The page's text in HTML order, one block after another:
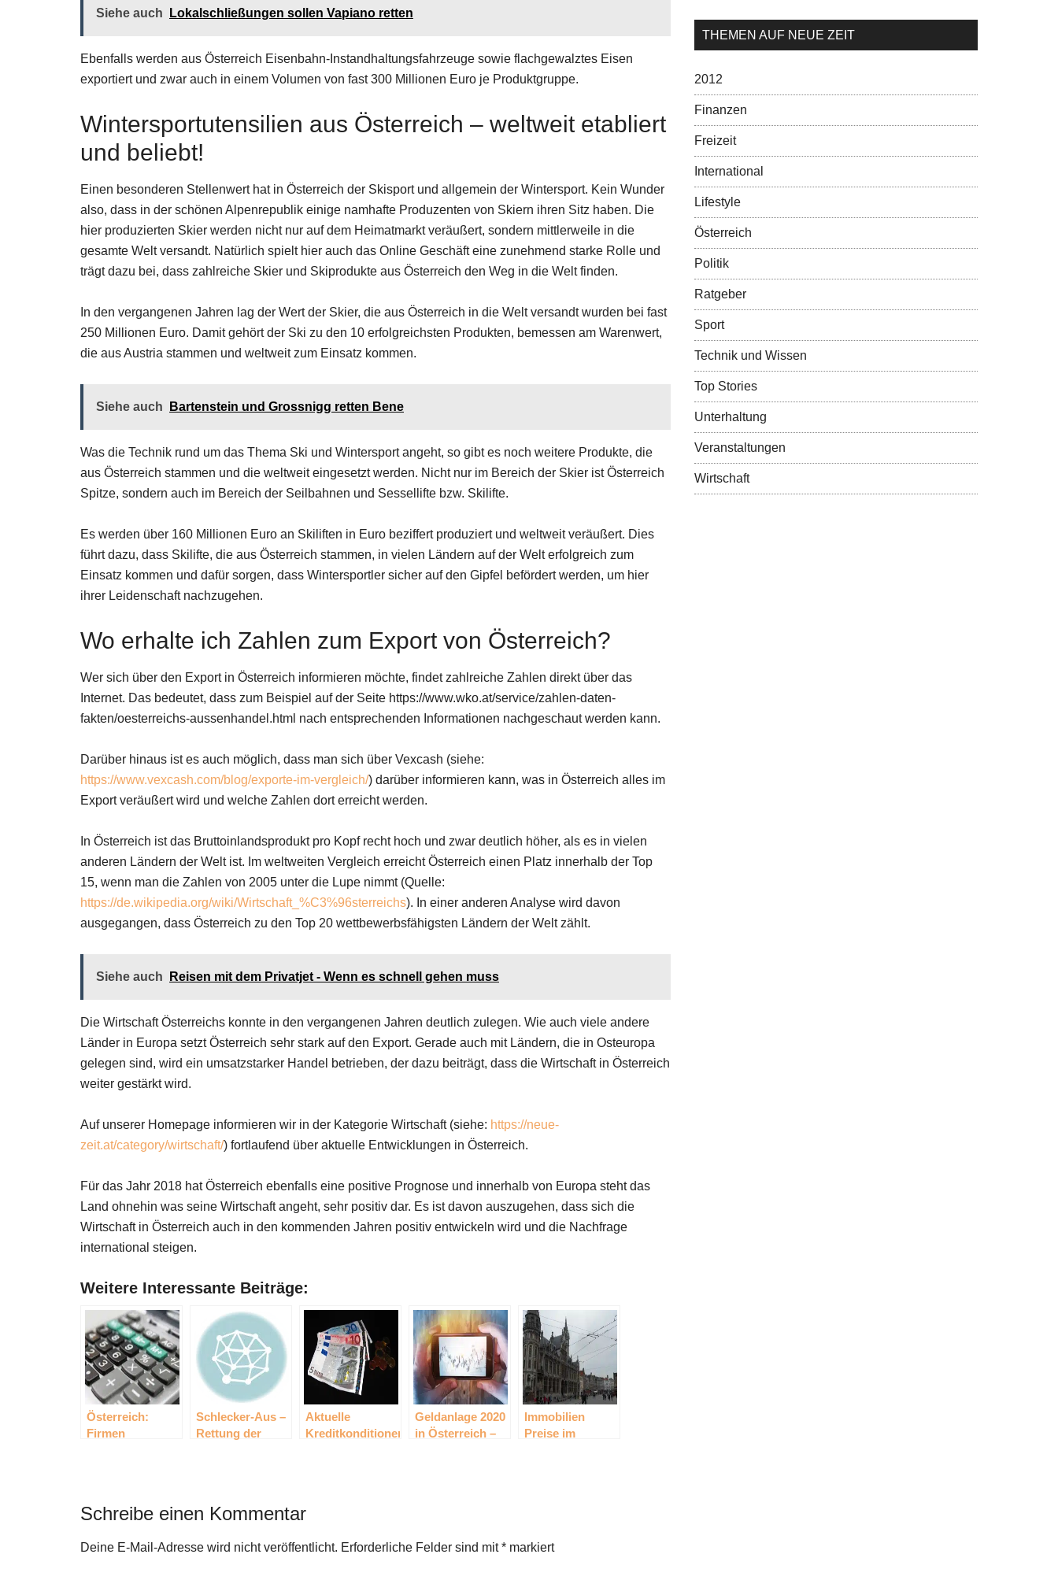
Siehe auch Lokalschließungen sollen Vapiano retten
Ebenfalls werden aus Österreich Eisenbahn-Instandhaltungsfahrzeuge sowie flachgewalztes Eisen
exportiert und zwar auch in einem Volumen von fast 300 Millionen Euro je Produktgruppe.
Wintersportutensilien aus Österreich – weltweit etabliert
und beliebt!
Einen besonderen Stellenwert hat in Österreich der Skisport und allgemein der Wintersport. Kein Wunder
also, dass in der schönen Alpenrepublik einige namhafte Produzenten von Skiern ihren Sitz haben. Die
hier produzierten Skier werden nicht nur auf dem Heimatmarkt veräußert, sondern mittlerweile in die
gesamte Welt versandt. Natürlich spielt hier auch das Online Geschäft eine zunehmend starke Rolle und
trägt dazu bei, dass zahlreiche Skier und Skiprodukte aus Österreich den Weg in die Welt finden.
In den vergangenen Jahren lag der Wert der Skier, die aus Österreich in die Welt versandt wurden bei fast
250 Millionen Euro. Damit gehört der Ski zu den 10 erfolgreichsten Produkten, bemessen am Warenwert,
die aus Austria stammen und weltweit zum Einsatz kommen.
Siehe auch Bartenstein und Grossnigg retten Bene
Was die Technik rund um das Thema Ski und Wintersport angeht, so gibt es noch weitere Produkte, die
aus Österreich stammen und die weltweit eingesetzt werden. Nicht nur im Bereich der Skier ist Österreich
Spitze, sondern auch im Bereich der Seilbahnen und Sessellifte bzw. Skilifte.
Es werden über 160 Millionen Euro an Skiliften in Euro beziffert produziert und weltweit veräußert. Dies
führt dazu, dass Skilifte, die aus Österreich stammen, in vielen Ländern auf der Welt erfolgreich zum
Einsatz kommen und dafür sorgen, dass Wintersportler sicher auf den Gipfel befördert werden, um hier
ihrer Leidenschaft nachzugehen.
Wo erhalte ich Zahlen zum Export von Österreich?
Wer sich über den Export in Österreich informieren möchte, findet zahlreiche Zahlen direkt über das
Internet. Das bedeutet, dass zum Beispiel auf der Seite https://www.wko.at/service/zahlen-daten-
fakten/oesterreichs-aussenhandel.html nach entsprechenden Informationen nachgeschaut werden kann.
Darüber hinaus ist es auch möglich, dass man sich über Vexcash (siehe:
https://www.vexcash.com/blog/exporte-im-vergleich/) darüber informieren kann, was in Österreich alles im
Export veräußert wird und welche Zahlen dort erreicht werden.
In Österreich ist das Bruttoinlandsprodukt pro Kopf recht hoch und zwar deutlich höher, als es in vielen
anderen Ländern der Welt ist. Im weltweiten Vergleich erreicht Österreich einen Platz innerhalb der Top
15, wenn man die Zahlen von 2005 unter die Lupe nimmt (Quelle:
https://de.wikipedia.org/wiki/Wirtschaft_%C3%96sterreichs). In einer anderen Analyse wird davon
ausgegangen, dass Österreich zu den Top 20 wettbewerbsfähigsten Ländern der Welt zählt.
Siehe auch Reisen mit dem Privatjet - Wenn es schnell gehen muss
Die Wirtschaft Österreichs konnte in den vergangenen Jahren deutlich zulegen. Wie auch viele andere
Länder in Europa setzt Österreich sehr stark auf den Export. Gerade auch mit Ländern, die in Osteuropa
gelegen sind, wird ein umsatzstarker Handel betrieben, der dazu beiträgt, dass die Wirtschaft in Österreich
weiter gestärkt wird.
Auf unserer Homepage informieren wir in der Kategorie Wirtschaft (siehe: https://neue-
zeit.at/category/wirtschaft/) fortlaufend über aktuelle Entwicklungen in Österreich.
Für das Jahr 2018 hat Österreich ebenfalls eine positive Prognose und innerhalb von Europa steht das
Land ohnehin was seine Wirtschaft angeht, sehr positiv dar. Es ist davon auszugehen, dass sich die
Wirtschaft in Österreich auch in den kommenden Jahren positiv entwickeln wird und die Nachfrage
international steigen.
Weitere Interessante Beiträge:
Österreich:
Firmen
Schlecker-Aus –
Rettung der
Aktuelle
Kreditkonditionen
Geldanlage 2020
in Österreich –
Immobilien
Preise im
Schreibe einen Kommentar
Deine E-Mail-Adresse wird nicht veröffentlicht. Erforderliche Felder sind mit* markiert
THEMEN AUF NEUE ZEIT
2012
Finanzen
Freizeit
International
Lifestyle
Österreich
Politik
Ratgeber
Sport
Technik und Wissen
Top Stories
Unterhaltung
Veranstaltungen
Wirtschaft